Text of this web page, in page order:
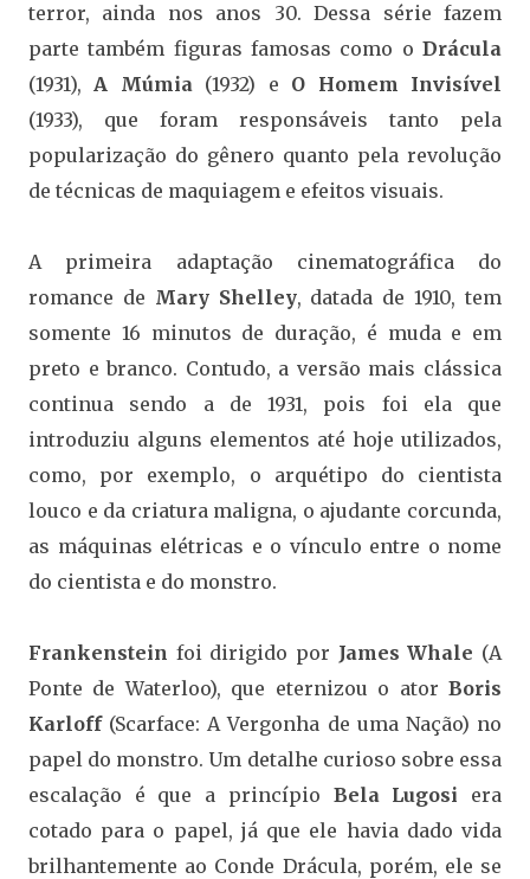
terror, ainda nos anos 30. Dessa série fazem
parte também figuras famosas como o Drácula
(1931),A Múmia(1932) e O Homem Invisível
(1933), que foram responsáveis tanto pela
popularização do gênero quanto pela revolução
de técnicas de maquiagem e efeitos visuais.
A primeira adaptação cinematográfica do
romance de Mary Shelley, datada de 1910, tem
somente 16 minutos de duração, é muda e em
preto e branco. Contudo, a versão mais clássica
continua sendo a de 1931, pois foi ela que
introduziu alguns elementos até hoje utilizados,
como, por exemplo, o arquétipo do cientista
louco e da criatura maligna, o ajudante corcunda,
as máquinas elétricas e o vínculo entre o nome
do cientista e do monstro.
Frankenstein foi dirigido por James Whale (A
Ponte de Waterloo), que eternizou o ator Boris
Karloff(Scarface: A Vergonha de uma Nação) no
papel do monstro. Um detalhe curioso sobre essa
escalação é que a princípio Bela Lugosi era
cotado para o papel, já que ele havia dado vida
brilhantemente ao Conde Drácula, porém, ele se